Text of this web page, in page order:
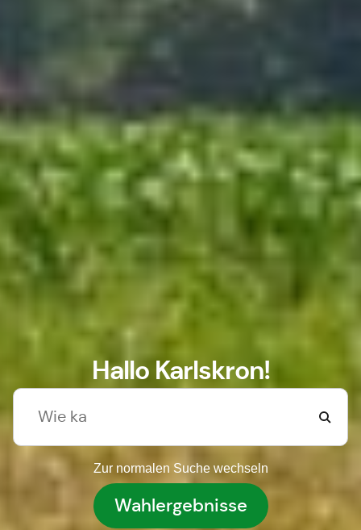
Hallo Karlskron!
Zur normalen Suche wechseln
Wahlergebnisse